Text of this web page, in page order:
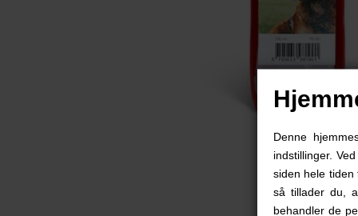
Denne
indstillinger.
siden hele tiden
så tillader du,
behandler de